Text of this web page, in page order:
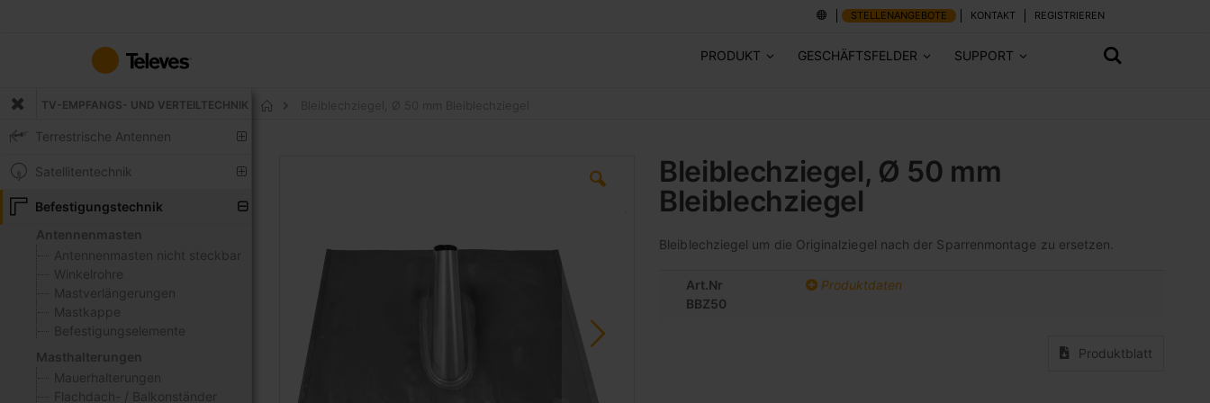
springen
STELLENANGEBOTE KONTAKT REGISTRIEREN
PRODUKT GESCHÄFTSFELDER SUPPORT
TV-EMPFANGS- UND VERTEILTECHNIK
Terrestrische Antennen
Satellitentechnik
Befestigungstechnik
Antennenmasten
Antennenmasten nicht steckbar
Winkelrohre
Mastverlängerungen
Mastkappe
Befestigungselemente
Masthalterungen
Mauerhalterungen
Flachdach- / Balkonständer
Bleiblechziegel, Ø 50 mm
Bleiblechziegel
Bleiblechziegel um die Originalziegel nach der Sparrenmontage zu ersetzen.
Art.Nr
BBZ50
Produktdaten
Produktblatt